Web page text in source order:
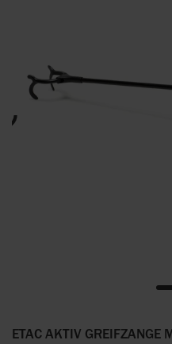
ETAC AKTIV GREIFZANGE